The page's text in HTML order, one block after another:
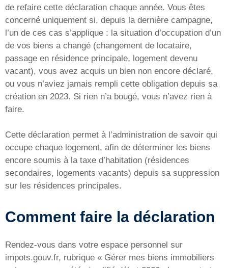
de refaire cette déclaration chaque année. Vous êtes
concerné uniquement si, depuis la dernière campagne,
l’un de ces cas s’applique : la situation d’occupation d’un
de vos biens a changé (changement de locataire,
passage en résidence principale, logement devenu
vacant), vous avez acquis un bien non encore déclaré,
ou vous n’aviez jamais rempli cette obligation depuis sa
création en 2023. Si rien n’a bougé, vous n’avez rien à
faire.
Cette déclaration permet à l’administration de savoir qui
occupe chaque logement, afin de déterminer les biens
encore soumis à la taxe d’habitation (résidences
secondaires, logements vacants) depuis sa suppression
sur les résidences principales.
Comment faire la déclaration
Rendez-vous dans votre espace personnel sur
impots.gouv.fr, rubrique « Gérer mes biens immobiliers